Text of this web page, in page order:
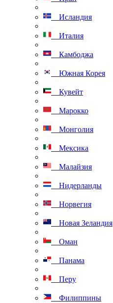
Исландия
Италия
Камбоджа
Южная Корея
Кувейт
Марокко
Монголия
Мексика
Малайзия
Нидерланды
Норвегия
Новая Зеландия
Оман
Панама
Перу
Филиппины